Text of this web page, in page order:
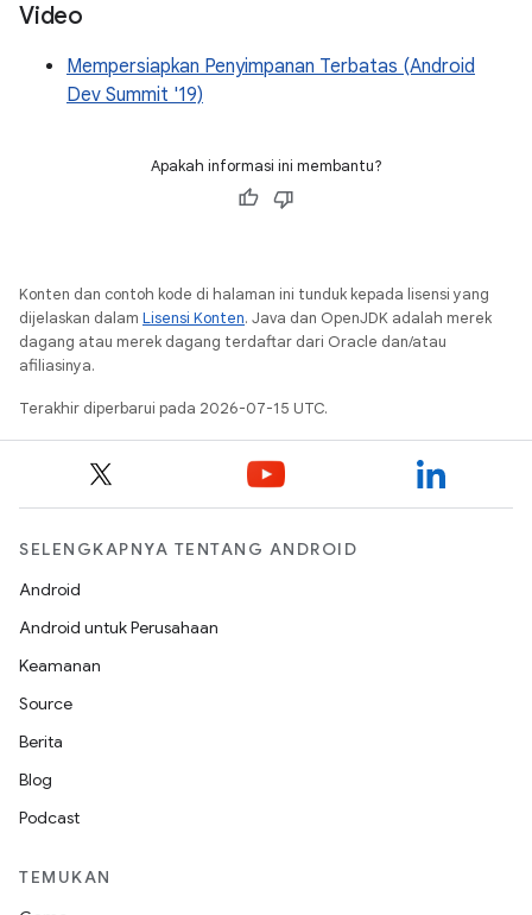
Video
Mempersiapkan Penyimpanan Terbatas (Android
Dev Summit '19)
Apakah informasi ini membantu?
Konten dan contoh kode di halaman ini tunduk kepada lisensi yang
dijelaskan dalam Lisensi Konten. Java dan OpenJDK adalah merek
dagang atau merek dagang terdaftar dari Oracle dan/atau
afiliasinya.
Terakhir diperbarui pada 2026-07-15 UTC.
SELENGKAPNYA TENTANG ANDROID
Android
Android untuk Perusahaan
Keamanan
Source
Berita
Blog
Podcast
TEMUKAN